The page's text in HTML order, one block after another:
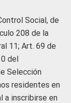
Social, de
208 de la
11; Art. 69 de
del
Selección
residentes en
a inscribirse en